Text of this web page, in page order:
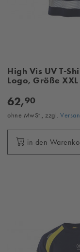
High Vis UV T-
Logo, Größe XXL
62,90
ohne MwSt., zzgl.
in den